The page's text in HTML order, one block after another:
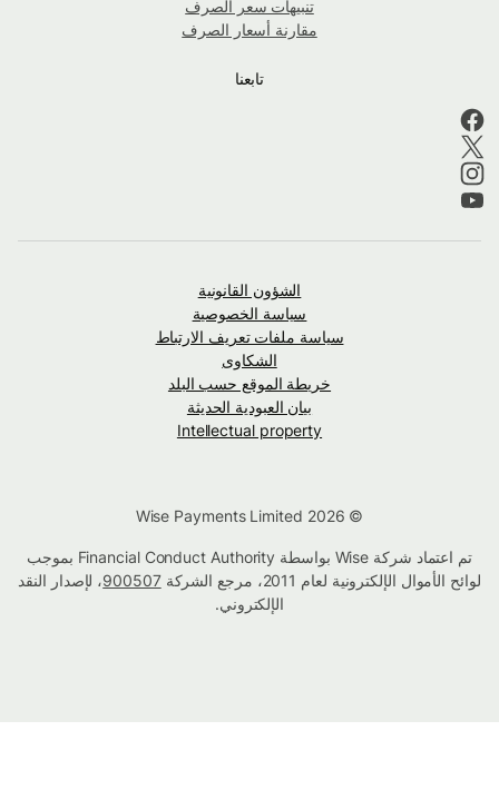
تنبيهات سعر الصرف
مقارنة أسعار الصرف
تابعنا
الشؤون القانونية
سياسة الخصوصية
سياسة ملفات تعريف الارتباط
الشكاوى
خريطة الموقع حسب البلد
بيان العبودية الحديثة
Intellectual property
تم اعتماد شركة Wise بواسطة Financial Conduct Authority بموجب
لوائح الأموال الإلكترونية لعام 2011، مرجع الشركة
900507، لإصدار النقد
الإلكتروني.